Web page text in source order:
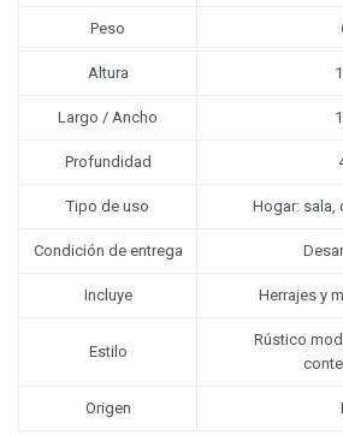
Peso
Altura
Largo / Ancho
Profundidad
Tipo de uso Hogar: sala,
Condición de entrega
Incluye Herrajes y
Estilo
Rústico
Origen